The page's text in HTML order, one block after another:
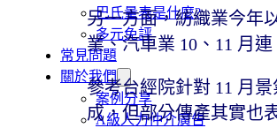
巴氏量表是什麼?
多元免評
常見問題
關於我們
案例分享
A級人力仲介廣告
另一方面，紡織業今年
業、汽車業 10、11 月
參考台經院針對 11 月
成，但部分傳產其實也